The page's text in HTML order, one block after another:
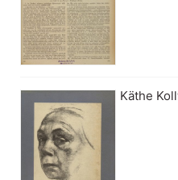
Käthe